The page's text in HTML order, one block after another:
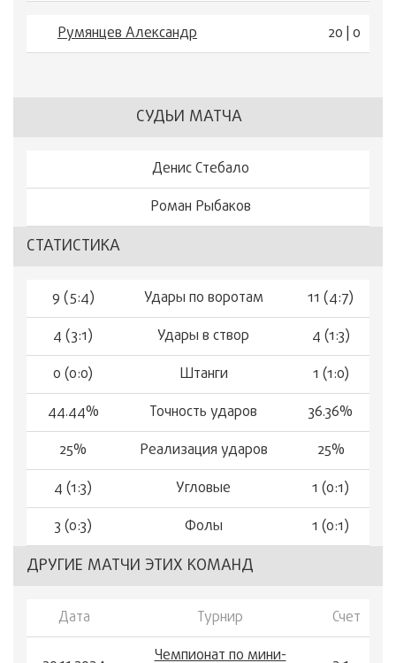
Румянцев Александр 20 | 0
СУДЬИ МАТЧА
Денис Стебало
Роман Рыбаков
СТАТИСТИКА
9 (5:4) Удары по воротам
11 (4:7)
4 (3:1)
Удары в створ
4 (1:3)
0 (0:0)
Штанги
1 (1:0)
44.44%
Точность ударов
36.36%
25%
Реализация ударов
25%
4 (1:3)
Угловые
1 (0:1)
3 (0:3)
Фолы 1 (0:1)
ДРУГИЕ МАТЧИ ЭТИХ КОМАНД
Дата Турнир Счет
Чемпионат по мини-